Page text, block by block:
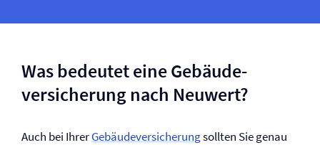
Was bedeutet eine Gebäude­
versicherung nach Neuwert?
Auch bei IhrerGebäude­versicherungsollten Sie genau